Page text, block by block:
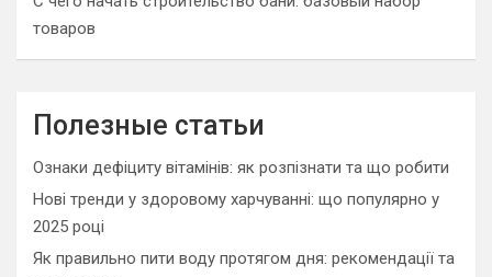
товаров
Полезные статьи
Ознаки дефіциту вітамінів: як розпізнати та що робити
Нові тренди у здоровому харчуванні: що популярно у
2025 році
Як правильно пити воду протягом дня: рекомендації та